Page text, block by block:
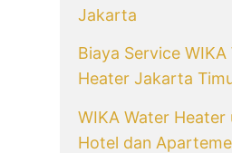
Jakarta
Biaya Service WIKA
Heater Jakarta
WIKA Water Heater
Hotel dan